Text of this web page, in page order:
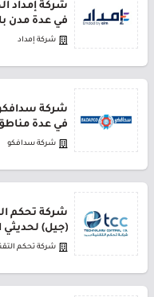
شركة إمداد
في عدة مدن
شركة إمداد
شركة سدافكو
في عدة
شركة سدافكو
شركة تحكم
(جيل) لحديثي
شركة تحكم